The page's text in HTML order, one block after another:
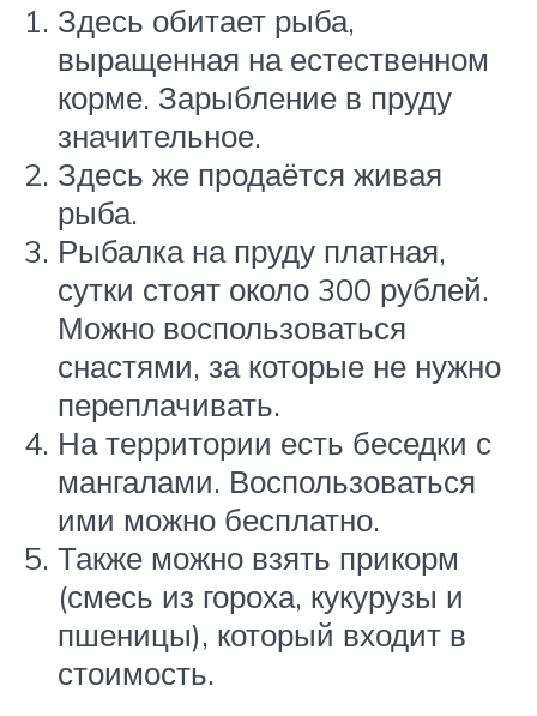
Здесь обитает рыба,
выращенная на естественном
корме. Зарыбление в пруду
значительное.
Здесь же продаётся живая
рыба.
Рыбалка на пруду платная,
сутки стоят около 300 рублей.
Можно воспользоваться
снастями, за которые не нужно
переплачивать.
На территории есть беседки с
мангалами. Воспользоваться
ими можно бесплатно.
Также можно взять прикорм
(смесь из гороха, кукурузы и
пшеницы), который входит в
стоимость.